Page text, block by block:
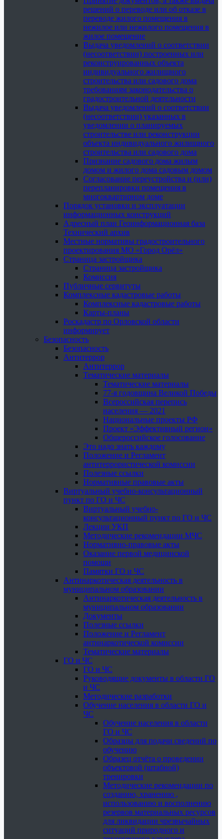
решений о переводе или об отказе в
переводе жилого помещения в
нежилое или нежилого помещения в
жилое помещение
Выдача уведомлений о соответствии
(несоответствии) построенных или
реконструированных объекта
индивидуального жилищного
строительства или садового дома
требованиям законодательства о
градостроительной деятельности
Выдача уведомлений о соответствии
(несоответствии) указанных в
уведомлении о планируемых
строительстве или реконструкции
объекта индивидуального жилищного
строительства или садового дома
Признание садового дома жилым
домом и жилого дома садовым домом
Согласование переустройства и (или)
перепланировки помещения в
многоквартирном доме
Порядок установки и эксплуатации
информационных конструкций
Адресный план Геоинформационная база
Технический архив
Местные нормативы градостроительного
проектирования МО «Город Орёл»
Страница застройщика
Страница застройщика
Комиссия
Публичные сервитуты
Комплексные кадастровые работы
Комплексные кадастровые работы
Карты-планы
Роскадастр по Орловской области
информирует
Безопасность
Безопасность
Антитеррор
Антитеррор
Тематические материалы
Тематические материалы
77-я годовщина Великой Победы
Всероссийская перепись
населения — 2021
Национальные проекты РФ
Проект «Эффективный регион»
Общероссийское голосование
Это надо знать каждому
Положение и Регламент
антитеррористической комиссии
Полезные ссылки
Нормативные правовые акты
Виртуальный учебно-консультационный
пункт по ГО и ЧС
Виртуальный учебно-
консультационный пункт по ГО и ЧС
Лекции УКП
Методические рекомендации МЧС
Нормативно-правовые акты
Оказание первой медицинской
помощи
Памятки ГО и ЧС
Антинаркотическая деятельность в
муниципальном образовании
Антинаркотическая деятельность в
муниципальном образовании
Документы
Полезные ссылки
Положение и Регламент
антинаркотической комиссии
Тематические материалы
ГО и ЧС
ГО и ЧС
Руководящие документы в области ГО
и ЧС
Методические разработки
Обучение населения в области ГО и
ЧС
Обучение населения в области
ГО и ЧС
Образцы для подачи сведений по
обучению
Образец отчёта о проведении
объектовой (штабной)
тренировки
Методические рекомендации по
созданию, хранению ,
использованию и восполнению
резервов материальных ресурсов
для ликвидации чрезвычайных
ситуаций природного и